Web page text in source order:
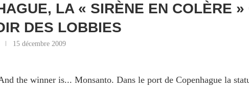
LA « SIRÈNE EN COLÈRE »
DES LOBBIES
15 décembre 2009
the winner is... Monsanto. Dans le port de Copenhague la